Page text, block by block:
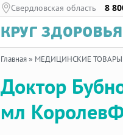
Свердловская область 8
Главная» МЕДИЦИНСКИЕ ТОВАРЫ
Доктор
мл